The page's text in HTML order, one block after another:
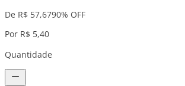
De R$ 57,6790% OFF
Por R$ 5,40
Quantidade